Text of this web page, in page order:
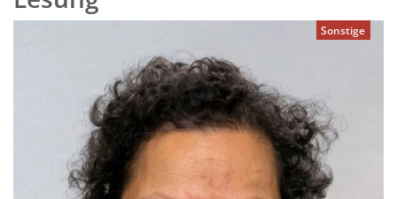
Sonstige